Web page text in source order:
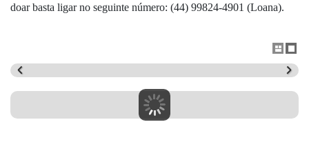
doar basta ligar no seguinte número: (44) 99824-4901 (Loana).